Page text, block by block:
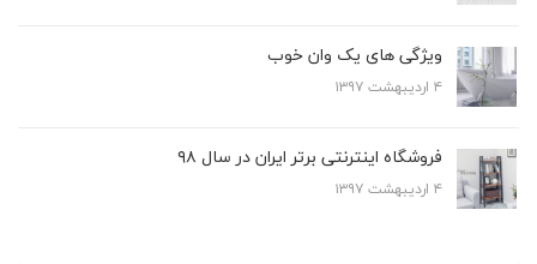
ویژگی های یک وان خوب
۴ اردیبهشت ۱۳۹۷
فروشگاه اینترنتی برتر ایران در سال ۹۸
۴ اردیبهشت ۱۳۹۷